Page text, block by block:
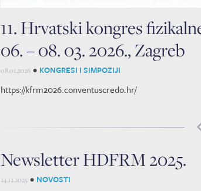
11. Hrvatski kongres
06. – 08. 03. 2026., Zagreb
08.01.2026 • KONGRESI I SIMPOZIJI
https://kfrm2026.conventuscredo.hr/
Newsletter HDFRM 2025.
24.12.2025 • NOVOSTI